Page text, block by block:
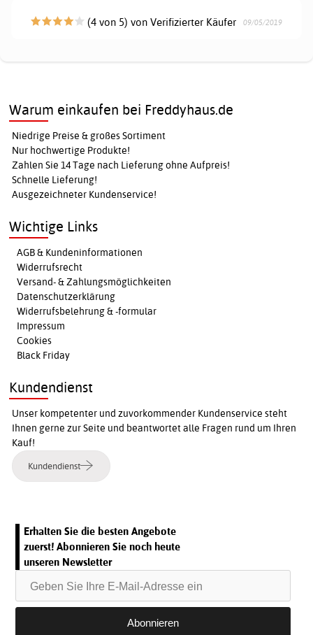
(4 von 5) von Verifizierter Käufer 09/05/2019
Warum einkaufen bei Freddyhaus.de
Niedrige Preise & großes Sortiment
Nur hochwertige Produkte!
Zahlen Sie 14 Tage nach Lieferung ohne Aufpreis!
Schnelle Lieferung!
Ausgezeichneter Kundenservice!
Wichtige Links
AGB & Kundeninformationen
Widerrufsrecht
Versand- & Zahlungsmöglichkeiten
Datenschutzerklärung
Widerrufsbelehrung & -formular
Impressum
Cookies
Black Friday
Kundendienst
Unser kompetenter und zuvorkommender Kundenservice steht
Ihnen gerne zur Seite und beantwortet alle Fragen rund um Ihren
Kauf!
Kundendienst
Erhalten Sie die besten Angebote
zuerst! Abonnieren Sie noch heute
unseren Newsletter